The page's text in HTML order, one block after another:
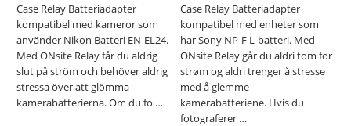
Case Relay Batteriadapter
kompatibel med kameror som
använder Nikon Batteri EN-EL24.
Med ONsite Relay får du aldrig
slut på ström och behöver aldrig
stressa över att glömma
kamerabatterierna. Om du fo …
Case Relay Batteriadapter
kompatibel med enheter som
har Sony NP-F L-batteri. Med
ONsite Relay går du aldri tom for
strøm og aldri trenger å stresse
med å glemme
kamerabatteriene. Hvis du
fotograferer …